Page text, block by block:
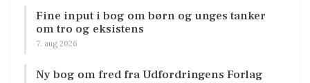
Fine input i bog om børn og unges tanker
om tro og eksistens
7. aug 2026
Ny bog om fred fra Udfordringens Forlag